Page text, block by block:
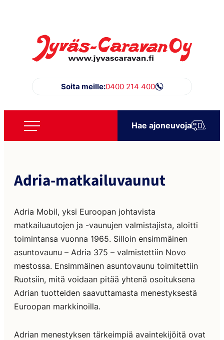
sisältöön
Jyväs-Caravan Oy
Soita meille:0400 214 400
Hae ajoneuvoja
Adria-matkailuvaunut
Adria Mobil, yksi Euroopan johtavista
matkailuautojen ja -vaunujen valmistajista, aloitti
toimintansa vuonna 1965. Silloin ensimmäinen
asuntovaunu – Adria 375 – valmistettiin Novo
mestossa. Ensimmäinen asuntovaunu toimitettiin
Ruotsiin, mitä voidaan pitää yhtenä osoituksena
Adrian tuotteiden saavuttamasta menestyksestä
Euroopan markkinoilla.
Adrian menestyksen tärkeimpiä avaintekijöitä ovat